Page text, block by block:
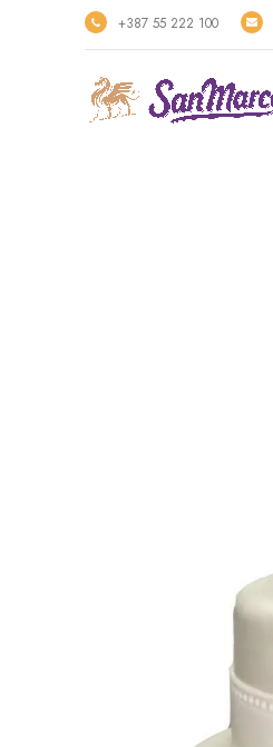
+387 55 222 100